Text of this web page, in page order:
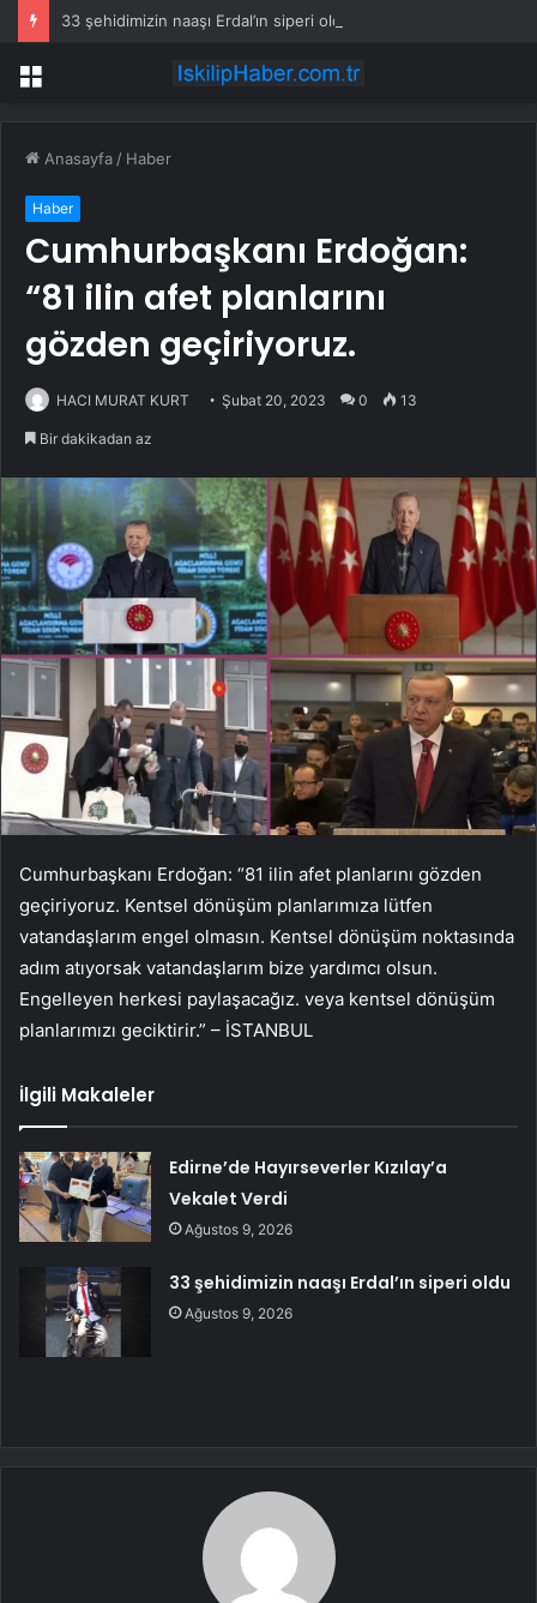
33 şehidimizin naaşı Erdal’ın siperi oldu
Menü
Anasayfa / Haber
Haber
Cumhurbaşkanı Erdoğan:
“81 ilin afet planlarını
gözden geçiriyoruz.
HACI MURAT KURT Şubat 20, 2023 0 13
Bir dakikadan az
Cumhurbaşkanı Erdoğan: “81 ilin afet planlarını gözden
geçiriyoruz. Kentsel dönüşüm planlarımıza lütfen
vatandaşlarım engel olmasın. Kentsel dönüşüm noktasında
adım atıyorsak vatandaşlarım bize yardımcı olsun.
Engelleyen herkesi paylaşacağız. veya kentsel dönüşüm
planlarımızı geciktirir.” – İSTANBUL
İlgili Makaleler
Edirne’de Hayırseverler Kızılay’a
Vekalet Verdi
Ağustos 9, 2026
33 şehidimizin naaşı Erdal’ın siperi oldu
Ağustos 9, 2026